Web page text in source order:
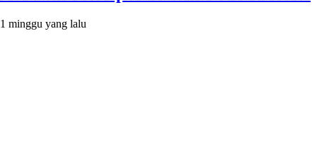
1 minggu yang lalu